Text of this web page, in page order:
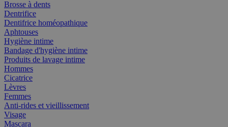
Brosse à dents
Dentrifice
Dentifrice homéopathique
Aphtouses
Hygiène intime
Bandage d'hygiène intime
Produits de lavage intime
Hommes
Cicatrice
Lèvres
Femmes
Anti-rides et vieillissement
Visage
Mascara